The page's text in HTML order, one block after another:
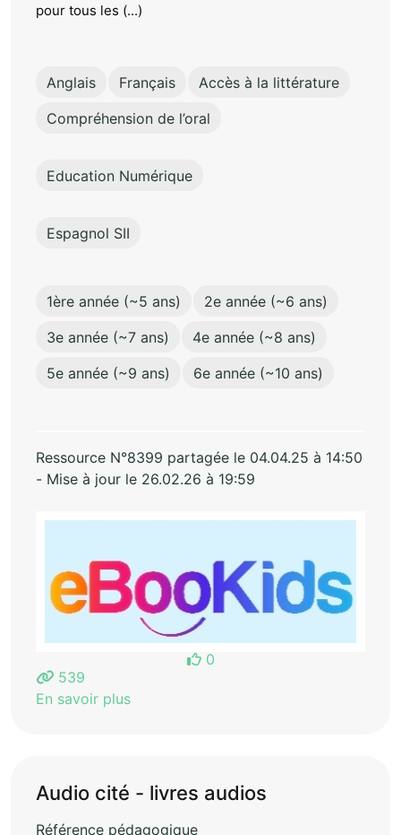
pour tous les (...)
Anglais Français
Accès à la littérature
Compréhension de l’oral
Education Numérique
Espagnol SII
1ère année (~5 ans)
2e année (~6 ans)
3e année (~7 ans)
4e année (~8 ans)
5e année (~9 ans)
6e année (~10 ans)
Ressource N°8399 partagée le 04.04.25 à 14:50
- Mise à jour le 26.02.26 à 19:59
0
539
En savoir plus
Audio cité - livres audios
Référence pédagogique